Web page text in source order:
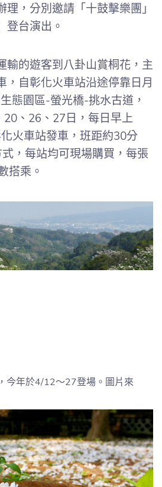
，分別邀請「十鼓擊樂團」
登台演出。
輸的遊客到八卦山賞桐花，主
，自彰化火車站沿途停靠日月
態園區-螢光橋-挑水古道，
、26、27日，每日早上
火車站發車，班距約30分
，每站均可現場購買，每張
搭乘。
今年於4/12～27登場。圖片來